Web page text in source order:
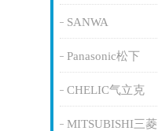
SANWA
Panasonic松下
CHELIC气立克
MITSUBISHI三菱